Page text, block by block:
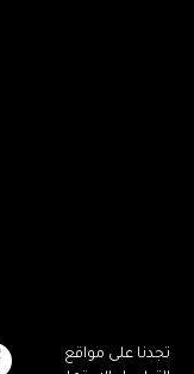
تجدنا على مواقع